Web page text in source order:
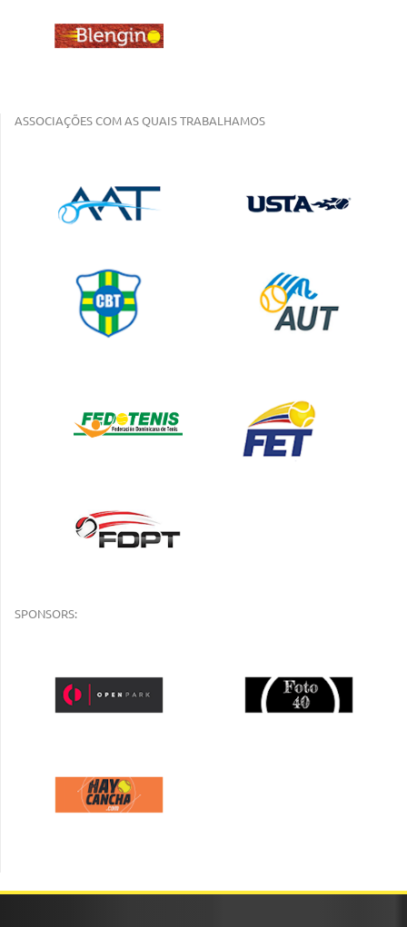
ASSOCIAÇÕES COM AS QUAIS TRABALHAMOS
SPONSORS: